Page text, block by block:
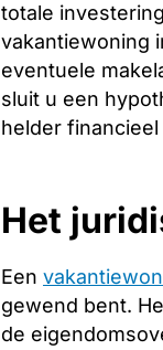
totale
vakantiewoning
eventuele
sluit u een
helder
Het
Een
gewend bent.
de